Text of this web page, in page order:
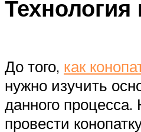
Технология
До того, как
нужно изучить
данного
провести